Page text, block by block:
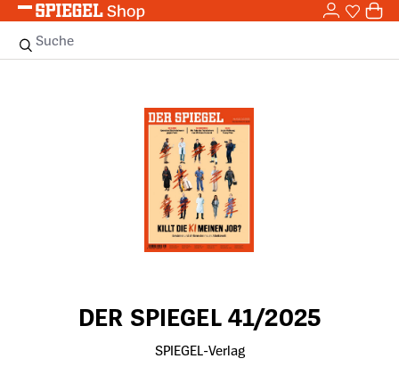
Zum Hauptinhalt springen 0
Suche
DER SPIEGEL 41/2025
SPIEGEL-Verlag